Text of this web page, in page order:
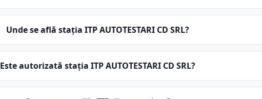
Unde se află stația ITP AUTOTESTARI CD SRL?
Este autorizată stația ITP AUTOTESTARI CD SRL?